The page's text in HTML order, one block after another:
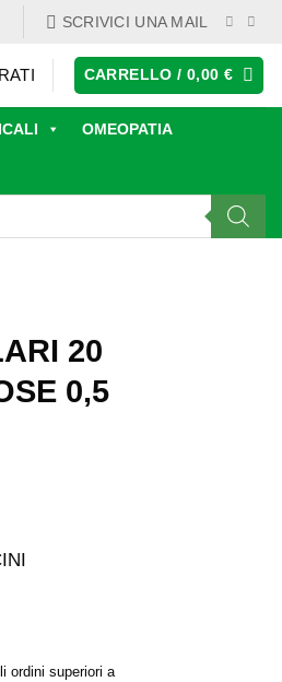
SCRIVICI UNA MAIL
CARRELLO /0,00€
OMEOPATIA
20
0,5
ordini superiori a